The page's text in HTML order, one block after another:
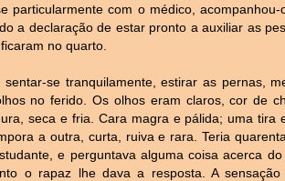
particularmente com o médico,
a declaração de estar pronto a auxiliar as
no quarto.
se tranquilamente, estirar as pernas,
no ferido. Os olhos eram claros, cor de
seca e fria. Cara magra e pálida; uma tira
a outra, curta, ruiva e rara. Teria
e perguntava alguma coisa acerca do
o rapaz lhe dava a resposta. A